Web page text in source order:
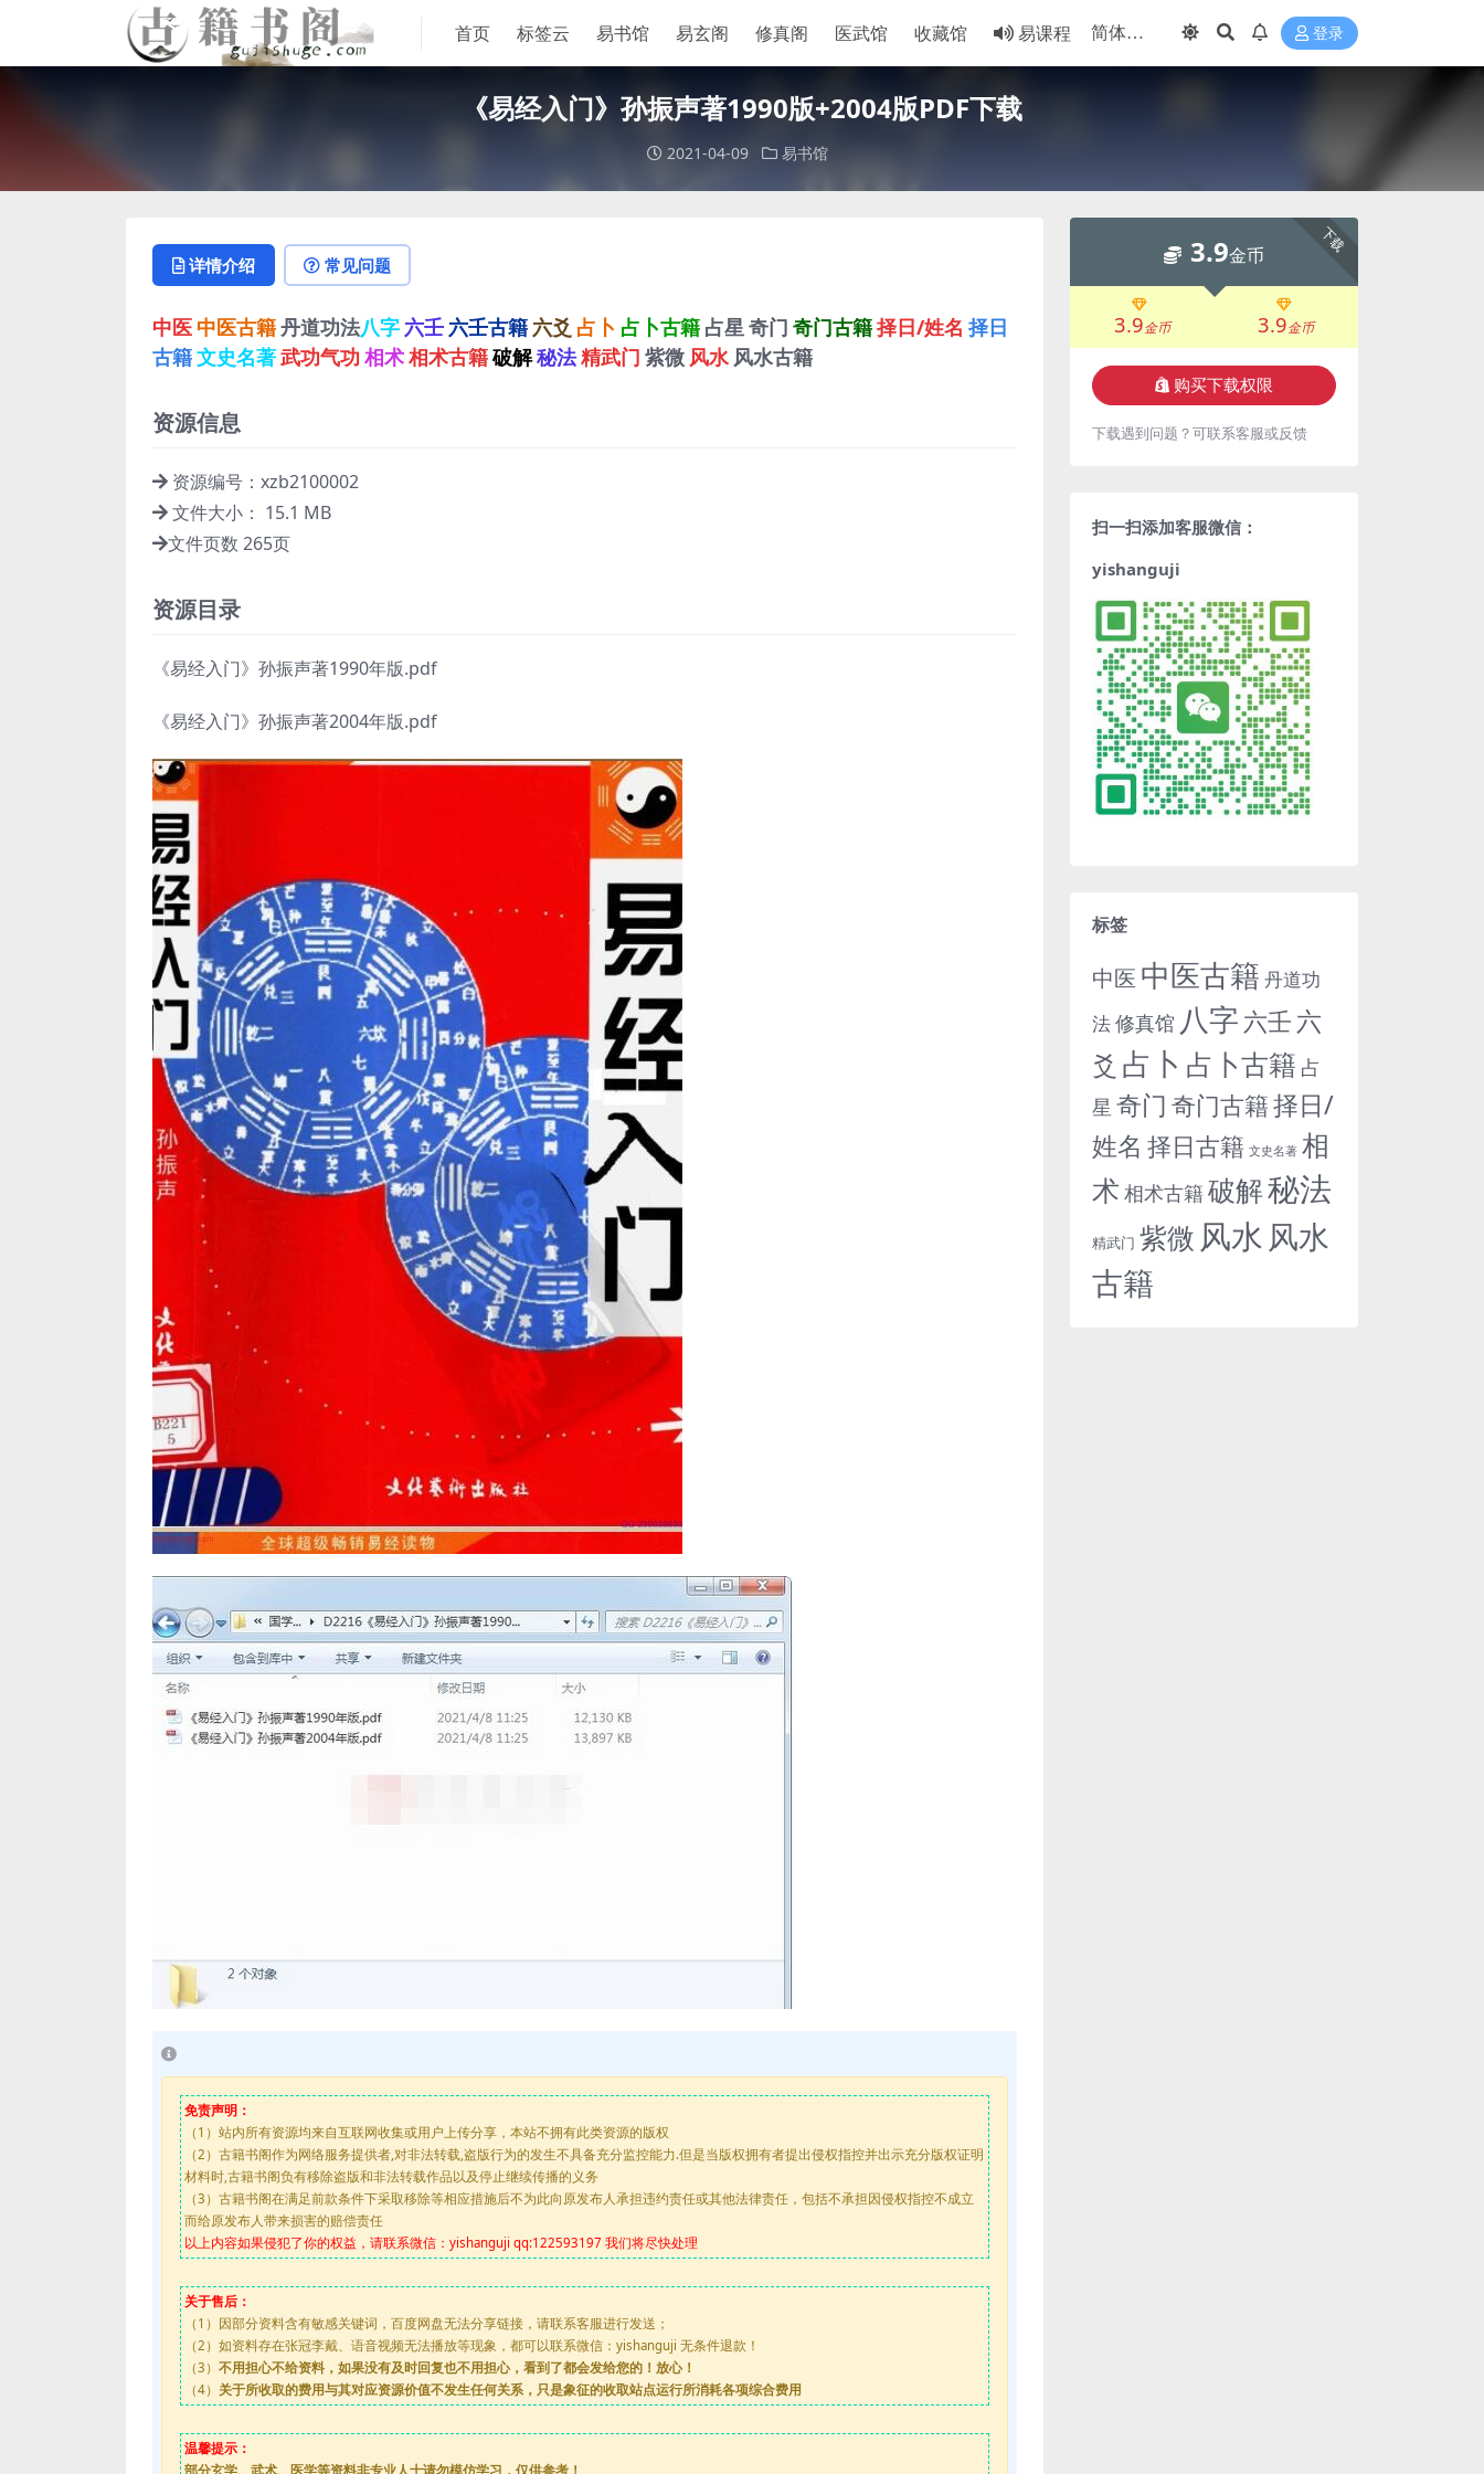
首页 标签云 易书馆 易玄阁 修真阁 医武馆 收藏馆 易课程 登录
《易经入门》孙振声著1990版+2004版PDF下载
2021-04-09 易书馆
详情介绍 常见问题
中医 中医古籍丹道功法八字 六壬 六壬古籍 六爻 占卜 占卜古籍 占星奇门 奇门古籍择日/姓名 择日
古籍文史名著武功气功 相术相术古籍破解秘法精武门 紫微 风水 风水古籍
资源信息
资源编号：xzb2100002
文件大小： 15.1 MB
文件页数 265页
资源目录
《易经入门》孙振声著1990年版.pdf
《易经入门》孙振声著2004年版.pdf
免责声明：
（1）站内所有资源均来自互联网收集或用户上传分享，本站不拥有此类资源的版权
（2）古籍书阁作为网络服务提供者,对非法转载,盗版行为的发生不具备充分监控能力.但是当版权拥有者提出侵权指控并出示充分版权证明
材料时,古籍书阁负有移除盗版和非法转载作品以及停止继续传播的义务
（3）古籍书阁在满足前款条件下采取移除等相应措施后不为此向原发布人承担违约责任或其他法律责任，包括不承担因侵权指控不成立
而给原发布人带来损害的赔偿责任
以上内容如果侵犯了你的权益，请联系微信：yishanguji qq:122593197 我们将尽快处理
关于售后：
（1）因部分资料含有敏感关键词，百度网盘无法分享链接，请联系客服进行发送；
（2）如资料存在张冠李戴、语音视频无法播放等现象，都可以联系微信：yishanguji 无条件退款！
（3） 不用担心不给资料，如果没有及时回复也不用担心，看到了都会发给您的！放心！
（4） 关于所收取的费用与其对应资源价值不发生任何关系，只是象征的收取站点运行所消耗各项综合费用
温馨提示：
部分玄学、武术、医学等资料非专业人士请勿模仿学习，仅供参考！
下载
3.9金币
3.9金币 3.9金币
购买下载权限
下载遇到问题？可联系客服或反馈
扫一扫添加客服微信：
yishanguji
标签
中医 中医古籍 丹道功
法修真馆 八字 六壬 六
爻 占卜 占卜古籍 占
星 奇门 奇门古籍择日/
姓名 择日古籍 文史名著 相
术 相术古籍破解秘法
精武门 紫微 风水 风水
古籍